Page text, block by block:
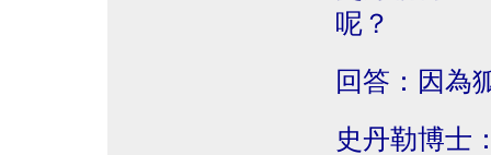
呢？
回答：因為
史丹勒博士